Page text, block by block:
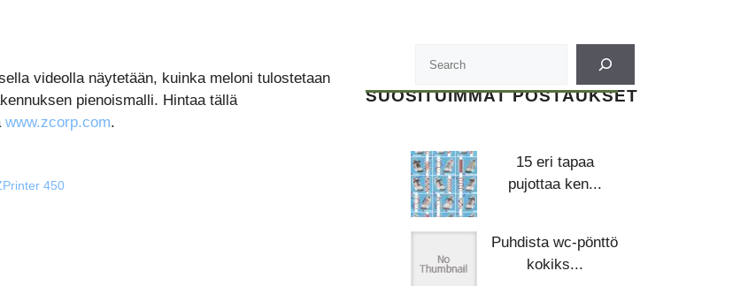
videolla näytetään, kuinka meloni tulostetaan
pienoismalli. Hintaa tällä
www.zcorp.com.
450
SUOSITUIMMAT POSTAUKSET
15 eri tapaa
pujottaa ken...
Puhdista wc-pönttö
kokiks...